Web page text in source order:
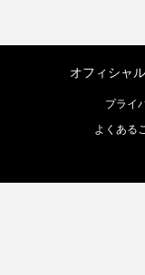
オフィシャ
プライ
よくある